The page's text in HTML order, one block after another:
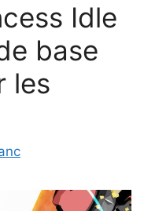
Idle
base
les